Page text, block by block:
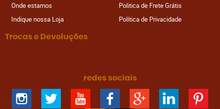
Onde estamos
Indique nossa Loja
Politica de Frete Grátis
Política de Privacidade
Trocas e Devoluções
redes sociais